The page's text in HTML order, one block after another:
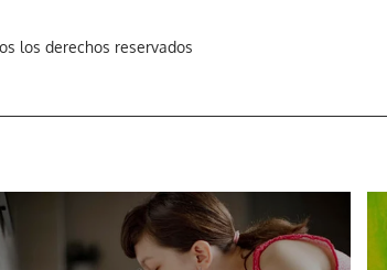
los derechos reservados